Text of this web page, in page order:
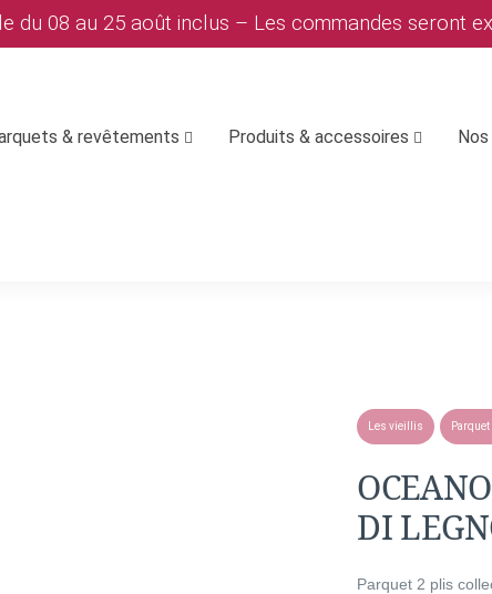
du 08 au 25 août inclus – Les commandes seront
& revêtements Produits & accessoires
DI
Parquet 2 plis
Les vieillis